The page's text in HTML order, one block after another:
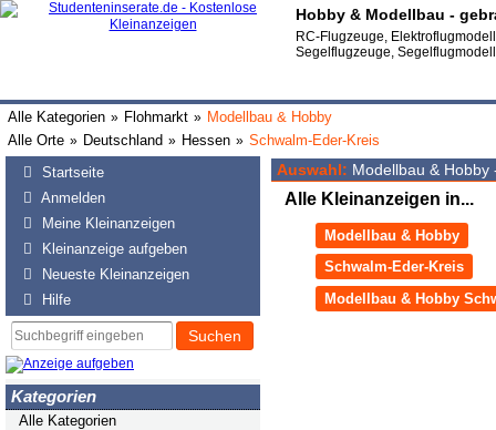
Hobby & Modellbau -
RC-Flugzeuge,
Segelflugzeuge,
Alle Kategorien » Flohmarkt » Modellbau & Hobby
Alle Orte » Deutschland » Hessen » Schwalm-Eder-Kreis
Startseite
Anmelden
Meine Kleinanzeigen
Kleinanzeige aufgeben
Neueste Kleinanzeigen
Hilfe
Suchen
Kategorien
Alle Kategorien
Auswahl: Modellbau & Hobby
Alle Kleinanzeigen in...
Modellbau & Hobby
Schwalm-Eder-Kreis
Modellbau & Hobby